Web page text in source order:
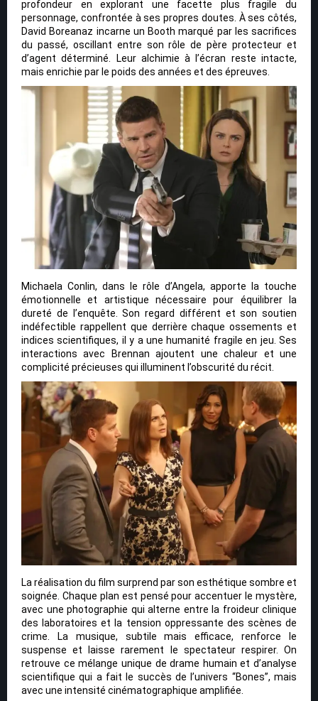
profondeur en explorant une facette plus fragile du
personnage, confrontée à ses propres doutes. À ses côtés,
David Boreanaz incarne un Booth marqué par les sacrifices
du passé, oscillant entre son rôle de père protecteur et
d’agent déterminé. Leur alchimie à l’écran reste intacte,
mais enrichie par le poids des années et des épreuves.
Michaela Conlin, dans le rôle d’Angela, apporte la touche
émotionnelle et artistique nécessaire pour équilibrer la
dureté de l’enquête. Son regard différent et son soutien
indéfectible rappellent que derrière chaque ossements et
indices scientifiques, il y a une humanité fragile en jeu. Ses
interactions avec Brennan ajoutent une chaleur et une
complicité précieuses qui illuminent l’obscurité du récit.
La réalisation du film surprend par son esthétique sombre et
soignée. Chaque plan est pensé pour accentuer le mystère,
avec une photographie qui alterne entre la froideur clinique
des laboratoires et la tension oppressante des scènes de
crime. La musique, subtile mais efficace, renforce le
suspense et laisse rarement le spectateur respirer. On
retrouve ce mélange unique de drame humain et d’analyse
scientifique qui a fait le succès de l’univers “Bones”, mais
avec une intensité cinématographique amplifiée.